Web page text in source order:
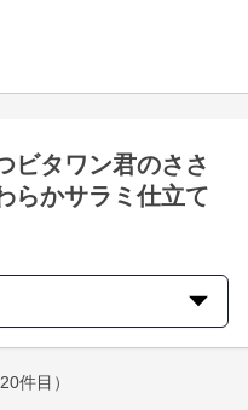
ビタワン君のささ
らかサラミ仕立て
件目）